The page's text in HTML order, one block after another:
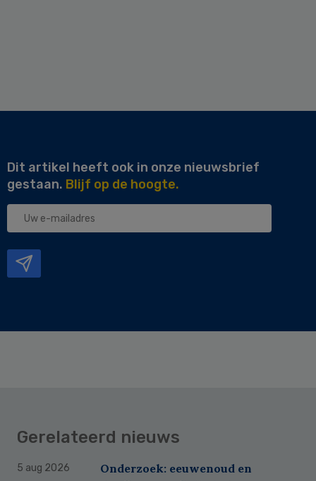
Dit artikel heeft ook in onze nieuwsbrief
gestaan. Blijf op de hoogte.
Uw
Gerelateerd nieuws
5 aug 2026
Onderzoek: eeuwenoud en